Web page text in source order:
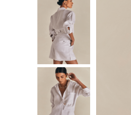
calça jeans
10º jeans